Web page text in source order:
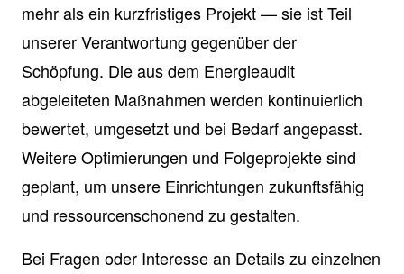
mehr als ein kurzfristiges Projekt — sie ist Teil
unserer Verantwortung gegenüber der
Schöpfung. Die aus dem Energieaudit
abgeleiteten Maßnahmen werden kontinuierlich
bewertet, umgesetzt und bei Bedarf angepasst.
Weitere Optimierungen und Folgeprojekte sind
geplant, um unsere Einrichtungen zukunftsfähig
und ressourcenschonend zu gestalten.
Bei Fragen oder Interesse an Details zu einzelnen